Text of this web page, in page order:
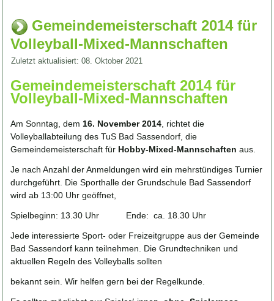
Gemeindemeisterschaft 2014 für
Volleyball-Mixed-Mannschaften
Zuletzt aktualisiert: 08. Oktober 2021
Gemeindemeisterschaft 2014 für
Volleyball-Mixed-Mannschaften
Am Sonntag, dem 16. November 2014 , richtet die
Volleyballabteilung des TuS Bad Sassendorf, die
Gemeindemeisterschaft für Hobby-Mixed-Mannschaften aus.
Je nach Anzahl der Anmeldungen wird ein mehrstündiges Turnier
durchgeführt. Die Sporthalle der Grundschule Bad Sassendorf
wird ab 13:00 Uhr geöffnet,
Spielbeginn: 13.30 Uhr Ende: ca. 18.30 Uhr
Jede interessierte Sport- oder Freizeitgruppe aus der Gemeinde
Bad Sassendorf kann teilnehmen. Die Grundtechniken und
aktuellen Regeln des Volleyballs sollten
bekannt sein. Wir helfen gern bei der Regelkunde.